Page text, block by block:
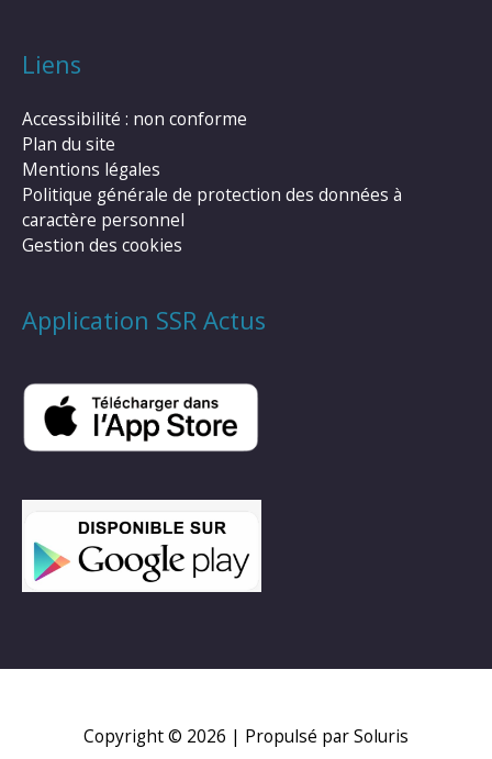
Liens
Accessibilité : non conforme
Plan du site
Mentions légales
Politique générale de protection des données à
caractère personnel
Gestion des cookies
Application SSR Actus
Copyright © 2026 | Propulsé par Soluris